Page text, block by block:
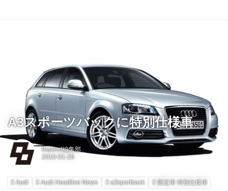
A3スポーツバックに特別仕様車
8speed編集部
Audi Audi Headline News a3sportback 限定車 特別仕様車